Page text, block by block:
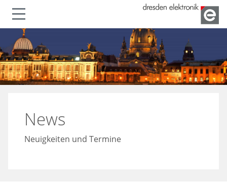
Navigation ein- oder
News
Neuigkeiten und Termine